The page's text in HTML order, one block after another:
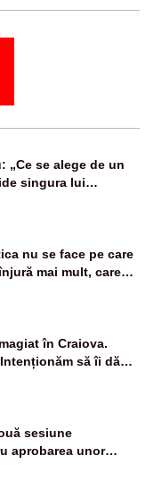
„Ce se alege de un
singura lui
nu se face pe care
mai mult, care
în Craiova.
să îi dăm
sesiune
aprobarea unor